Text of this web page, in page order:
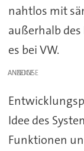
nahtlos mit
außerhalb
es bei VW.
ANZEIGE
Idee des
Funktionen